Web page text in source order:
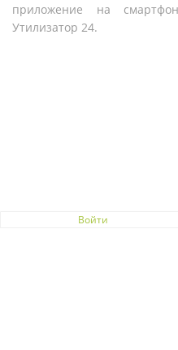
Войти
приложение на
Утилизатор 24.